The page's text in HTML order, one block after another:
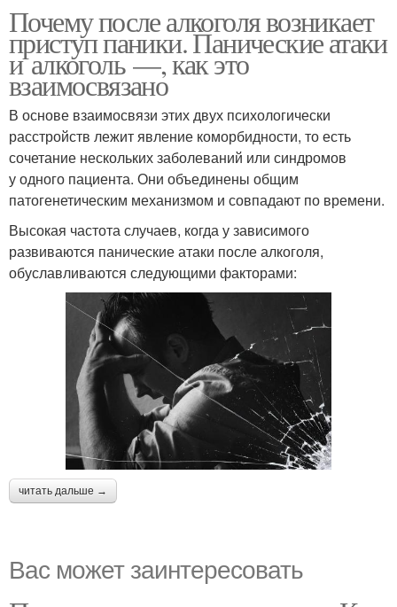
Почему после алкоголя возникает
приступ паники. Панические атаки
и алкоголь —, как это
взаимосвязано
В основе взаимосвязи этих двух психологически
расстройств лежит явление коморбидности, то есть
сочетание нескольких заболеваний или синдромов
у одного пациента. Они объединены общим
патогенетическим механизмом и совпадают по времени.
Высокая частота случаев, когда у зависимого
развиваются панические атаки после алкоголя,
обуславливаются следующими факторами:
читать дальше →
Вас может заинтересовать